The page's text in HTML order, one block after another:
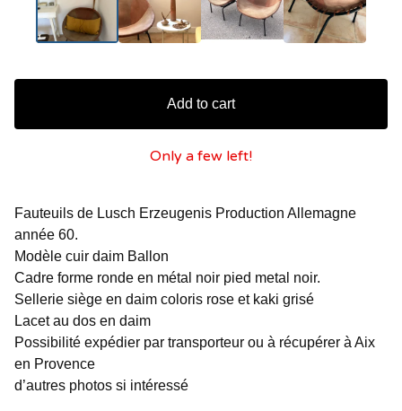
Add to cart
Only a few left!
Fauteuils de Lusch Erzeugenis Production Allemagne
année 60.
Modèle cuir daim Ballon
Cadre forme ronde en métal noir pied metal noir.
Sellerie siège en daim coloris rose et kaki grisé
Lacet au dos en daim
Possibilité expédier par transporteur ou à récupérer à Aix
en Provence
d’autres photos si intéressé